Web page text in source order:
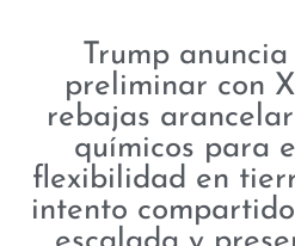
Trump
preliminar con
rebajas
químicos para
flexibilidad en
intento